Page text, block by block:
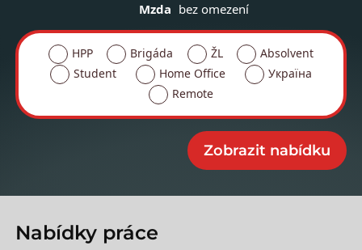
Mzda bez omezení
HPP Brigáda ŽL
Absolvent
Student
Home Office
Україна
Remote
Nabídky práce